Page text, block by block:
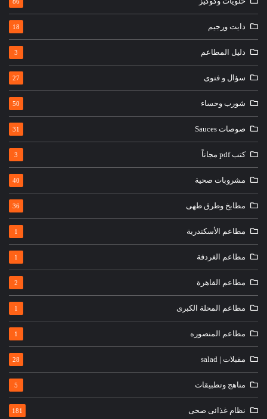
دايت ورجيم 18
دليل المطاعم 3
سؤال و فتوى 27
شورب وحساء 50
صوصات Sauces 31
كتب pdf مجاناً 3
مشروبات صحية 40
مطابخ وطرق طهى 36
مطاعم الأسكندرية 1
مطاعم الغردقة 1
مطاعم القاهرة 2
مطاعم المحلة الكبرى 1
مطاعم المنصوره 1
مقبلات | salad 28
مناهج وتطبيقات 5
نظام غذائى صحى 181